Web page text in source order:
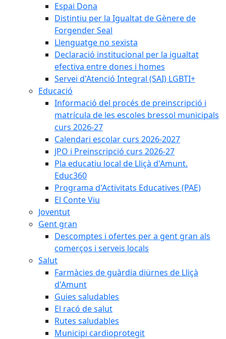
Espai Dona
Distintiu per la Igualtat de Gènere de
Forgender Seal
Llenguatge no sexista
Declaració institucional per la igualtat
efectiva entre dones i homes
Servei d'Atenció Integral (SAI) LGBTI+
Educació
Informació del procés de preinscripció i
matrícula de les escoles bressol municipals
curs 2026-27
Calendari escolar curs 2026-2027
JPO i Preinscripció curs 2026-27
Pla educatiu local de Lliçà d'Amunt.
Educ360
Programa d'Activitats Educatives (PAE)
El Conte Viu
Joventut
Gent gran
Descomptes i ofertes per a gent gran als
comerços i serveis locals
Salut
Farmàcies de guàrdia diürnes de Lliçà
d'Amunt
Guies saludables
El racó de salut
Rutes saludables
Municipi cardioprotegit